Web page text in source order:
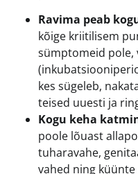
Ravima peab
kõige kriitilisem
sümptomeid pole,
kes sügeleb,
teised uuesti ja
Kogu keha
poole lõuast
tuharavahe,
vahed ning